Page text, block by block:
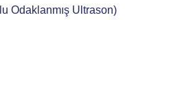
Odaklanmış Ultrason)